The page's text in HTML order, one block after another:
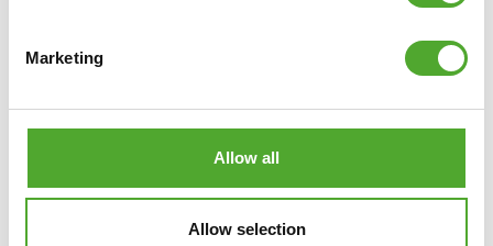
Marketing
Allow all
Allow selection